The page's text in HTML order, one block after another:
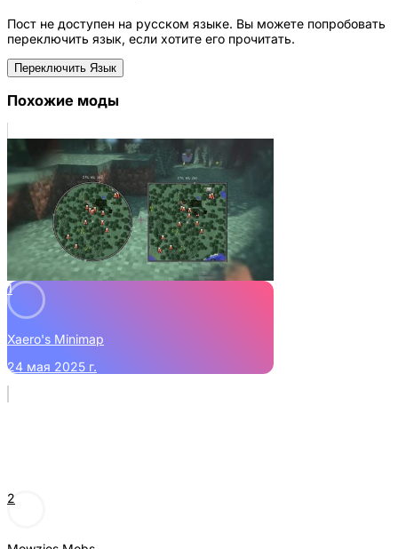
Пост не доступен на русском языке. Вы можете попробовать
переключить язык, если хотите его прочитать.
Переключить Язык
Похожие моды
1
Xaero's Minimap
24 мая 2025 г.
2